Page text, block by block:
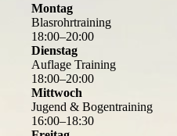
Montag
Blasrohrtraining
18:00–20:00
Dienstag
Auflage Training
18:00–20:00
Mittwoch
Jugend & Bogentraining
16:00–18:30